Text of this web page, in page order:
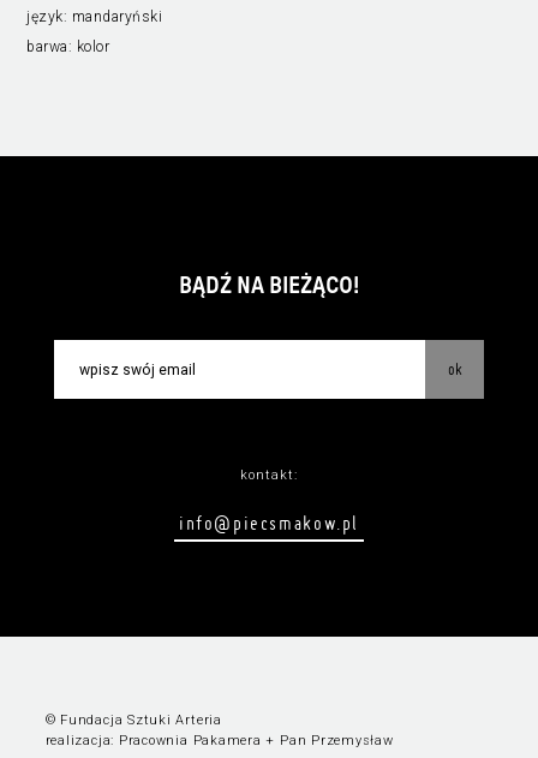
język: mandaryński
barwa: kolor
BĄDŹ NA BIEŻĄCO!
ok
kontakt:
info@piecsmakow.pl
© Fundacja Sztuki Arteria
realizacja: Pracownia Pakamera + Pan Przemysław